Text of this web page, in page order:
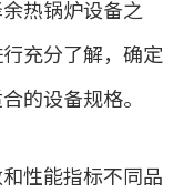
热锅炉设备之
充分了解，确定
的设备规格。
性能指标不同品